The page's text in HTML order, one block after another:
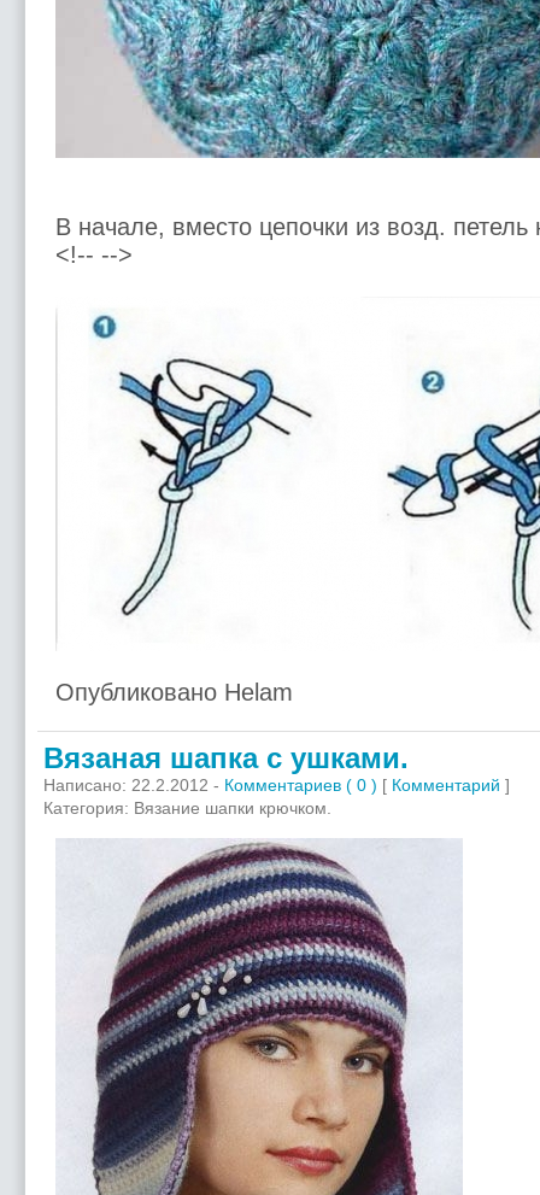
В начале, вместо цепочки из возд.
<!-- -->
Опубликовано Helam
Вязаная шапка с ушками.
Написано: 22.2.2012 - Комментариев ( 0 ) [ Комментарий ]
Категория: Вязание шапки крючком.